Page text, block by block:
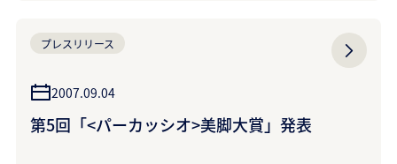
プレスリリース
2007.09.04
第5回「<パーカッシオ>美脚大賞」発表